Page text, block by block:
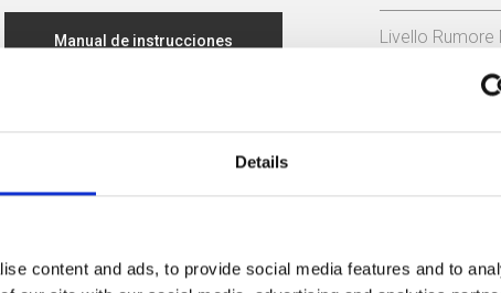
Details
content and ads, to provide social media features and to
Manual de instrucciones
Certificato di progettazione ecocompatibile
Livello Rumore
Autonomia